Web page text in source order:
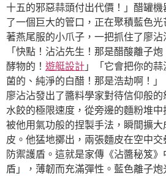
十五的邪惡蒜頭付出代價！」醋罐
了一個巨大的管口，正在聚積藍色
著燕尾服的小爪子，一把抓住了廖沾
「快點！沾沾先生！那是醋酸離子
酵物的！ 遊艇設計 」「它會把你的
菌的、純淨的白醋！那是浩劫啊！」
廖沾沾發出了醬料學家對待信仰般
水餃的極限速度，從旁邊的麵粉堆
被他用氣功般的捏製手法，瞬間擴
皮。他猛地擲出，兩張麵皮在空中
防禦護盾。這就是家傳《沾醬秘笈
盾」，薄韌而充滿彈性。藍色離子